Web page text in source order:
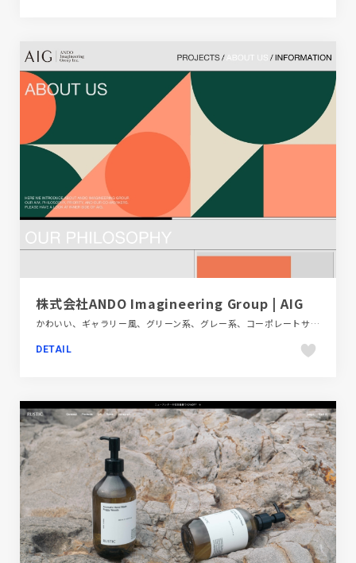
株式会社ANDO Imagineering Group | AIG
かわいい、ギャラリー風、グリーン系、グレー系、コーポレートサイト、シンプル、スクロールエフェクト、スタイリッシュ、タイポグラフィー、デザイン・アート・音楽・文芸、ピンク系、フラットデザイン、ブランド・サービスサイト、ポップ、モーション多め、建設・住宅・不動産
DETAIL